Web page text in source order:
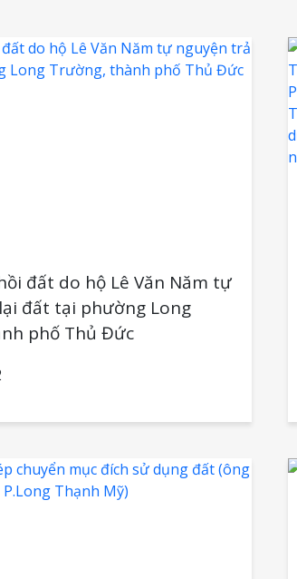
đất do hộ Lê Văn Năm tự
đất tại phường Long
phố Thủ Đức